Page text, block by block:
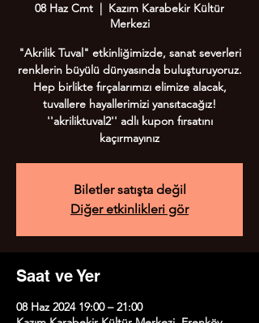
08 Haz Cmt
  |
Kazım Karabekir Kültür
Merkezi
"Akrilik Tuval" etkinliğimizde, sanat severleri
renklerin büyülü dünyasında buluşturuyoruz.
Hep birlikte fırçalarımızı elimize alacak,
tuvallere hayallerimizi yansıtacağız!
''akriliktuval2'' adlı kupon fırsatını
kaçırmayınız
Biletler satışta değil
Diğer etkinlikleri gör
Saat ve Yer
08 Haz 2024 19:00 – 21:00